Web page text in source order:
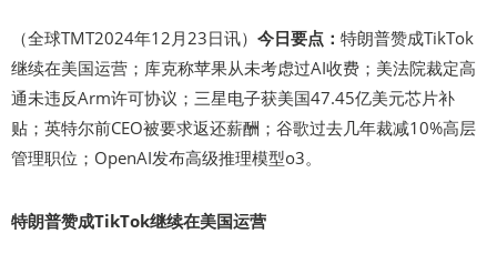
（全球TMT2024年12月23日讯） 今日要点： 特朗普赞成TikTok
继续在美国运营；库克称苹果从未考虑过AI收费；美法院裁定高
通未违反Arm许可协议；三星电子获美国47.45亿美元芯片补
贴；英特尔前CEO被要求返还薪酬；谷歌过去几年裁减10%高层
管理职位；OpenAI发布高级推理模型o3。
特朗普赞成TikTok继续在美国运营